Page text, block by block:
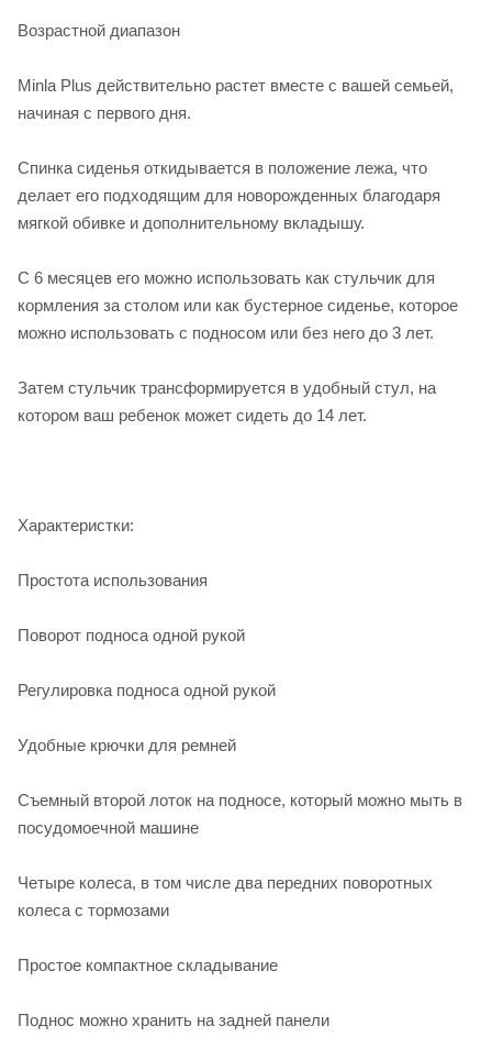
Возрастной диапазон
Minla Plus действительно растет вместе с вашей семьей,
начиная с первого дня.
Спинка сиденья откидывается в положение лежа, что
делает его подходящим для новорожденных благодаря
мягкой обивке и дополнительному вкладышу.
С 6 месяцев его можно использовать как стульчик для
кормления за столом или как бустерное сиденье, которое
можно использовать с подносом или без него до 3 лет.
Затем стульчик трансформируется в удобный стул, на
котором ваш ребенок может сидеть до 14 лет.
Характеристки:
Простота использования
Поворот подноса одной рукой
Регулировка подноса одной рукой
Удобные крючки для ремней
Съемный второй лоток на подносе, который можно мыть в
посудомоечной машине
Четыре колеса, в том числе два передних поворотных
колеса с тормозами
Простое компактное складывание
Поднос можно хранить на задней панели